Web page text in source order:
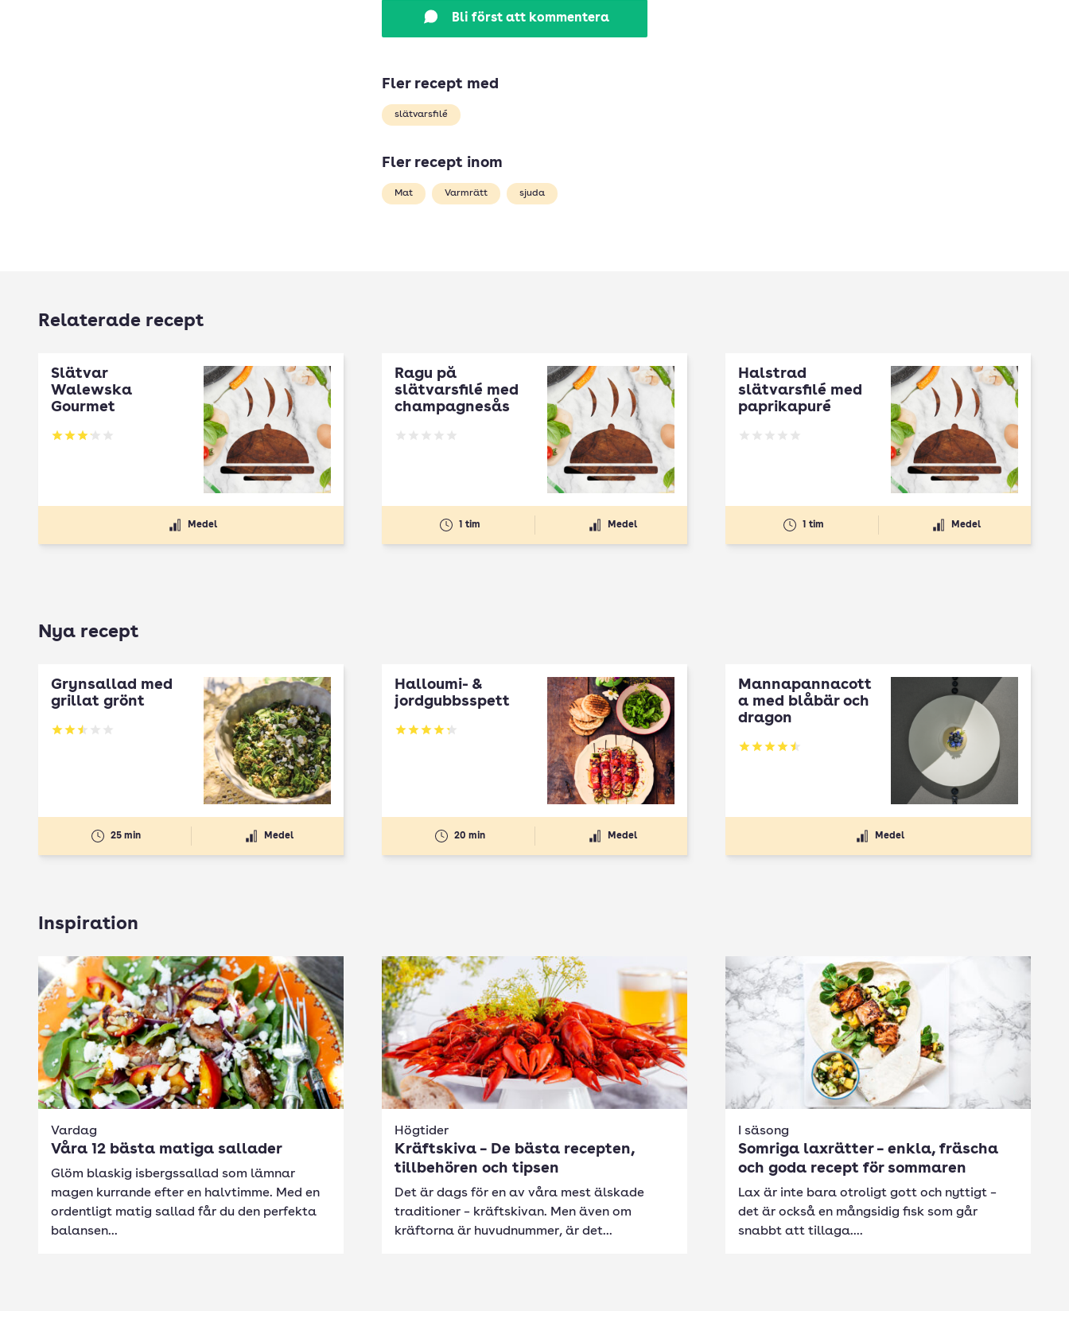
Bli först att kommentera
Fler recept med
slätvarsfilé
Fler recept inom
Mat Varmrätt sjuda
Relaterade recept
Slätvar
Walewska
Gourmet
Betyg: 3.1 av 5
Medel
Ragu på
slätvarsfilé med
champagnesås
Betyg: 0 av 5
1 tim Medel
Halstrad
slätvarsfilé med
paprikapuré
Betyg: 0 av 5
1 tim Medel
Nya recept
Grynsallad med
grillat grönt
Betyg: 2.5 av 5
25 min Medel
Halloumi- &
jordgubbsspett
Betyg: 4.3 av 5
20 min Medel
Mannapannacott
a med blåbär och
dragon
Betyg: 4.5 av 5
Medel
Inspiration
Vardag
Våra 12 bästa matiga sallader
Glöm blaskig isbergssallad som lämnar
magen kurrande efter en halvtimme. Med en
ordentligt matig sallad får du den perfekta
balansen...
Högtider
Kräftskiva – De bästa recepten,
tillbehören och tipsen
Det är dags för en av våra mest älskade
traditioner – kräftskivan. Men även om
kräftorna är huvudnummer, är det...
I säsong
Somriga laxrätter – enkla, fräscha
och goda recept för sommaren
Lax är inte bara otroligt gott och nyttigt –
det är också en mångsidig fisk som går
snabbt att tillaga....